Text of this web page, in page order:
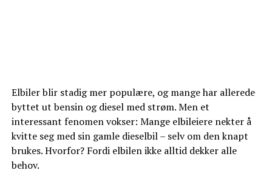
Elbiler blir stadig mer populære, og mange har allerede
byttet ut bensin og diesel med strøm. Men et
interessant fenomen vokser: Mange elbileiere nekter å
kvitte seg med sin gamle dieselbil – selv om den knapt
brukes. Hvorfor? Fordi elbilen ikke alltid dekker alle
behov.